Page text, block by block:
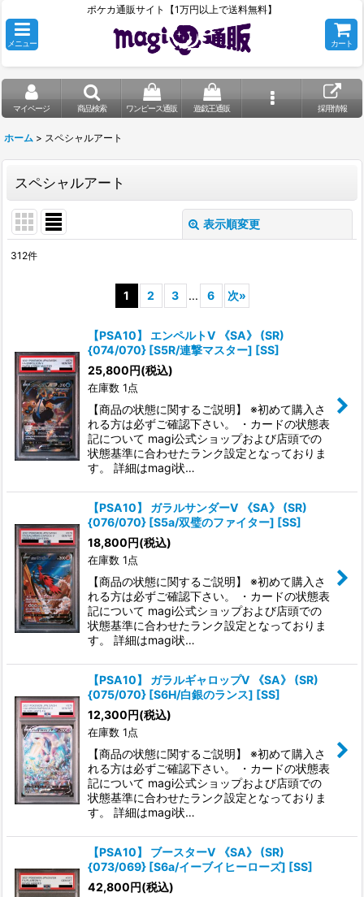
ポケカ通販サイト【1万円以上で送料無料】
メニュー カート
マイページ 商品検索 ワンピース通販 遊戯王通販 採用情報
ホーム > スペシャルアート
スペシャルアート
表示順変更
312件
1 2 3 ... 6 次»
【PSA10】 エンペルトV 《SA》 (SR)
{074/070} [S5R/連撃マスター] [SS]
25,800円(税込)
在庫数 1点
【商品の状態に関するご説明】 ※初めて購入さ
れる方は必ずご確認下さい。 ・カードの状態表
記について magi公式ショップおよび店頭での
状態基準に合わせたランク設定となっておりま
す。 詳細はmagi状…
【PSA10】 ガラルサンダーV 《SA》 (SR)
{076/070} [S5a/双璧のファイター] [SS]
18,800円(税込)
在庫数 1点
【商品の状態に関するご説明】 ※初めて購入さ
れる方は必ずご確認下さい。 ・カードの状態表
記について magi公式ショップおよび店頭での
状態基準に合わせたランク設定となっておりま
す。 詳細はmagi状…
【PSA10】 ガラルギャロップV 《SA》 (SR)
{075/070} [S6H/白銀のランス] [SS]
12,300円(税込)
在庫数 1点
【商品の状態に関するご説明】 ※初めて購入さ
れる方は必ずご確認下さい。 ・カードの状態表
記について magi公式ショップおよび店頭での
状態基準に合わせたランク設定となっておりま
す。 詳細はmagi状…
【PSA10】 ブースターV 《SA》 (SR)
{073/069} [S6a/イーブイヒーローズ] [SS]
42,800円(税込)